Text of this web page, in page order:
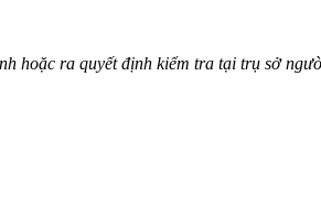
hoặc ra quyết định kiểm tra tại trụ sở